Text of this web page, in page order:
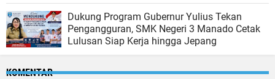
Dukung Program Gubernur Yulius Tekan
Pengangguran, SMK Negeri 3 Manado Cetak
Lulusan Siap Kerja hingga Jepang
KOMENTAR